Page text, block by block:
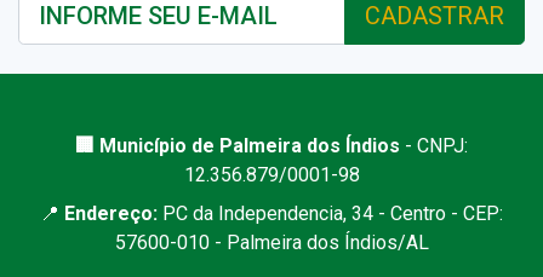
CADASTRAR
🏢 Município de Palmeira dos Índios - CNPJ:
12.356.879/0001-98
📍 Endereço: PC da Independencia, 34 - Centro - CEP:
57600-010 - Palmeira dos Índios/AL